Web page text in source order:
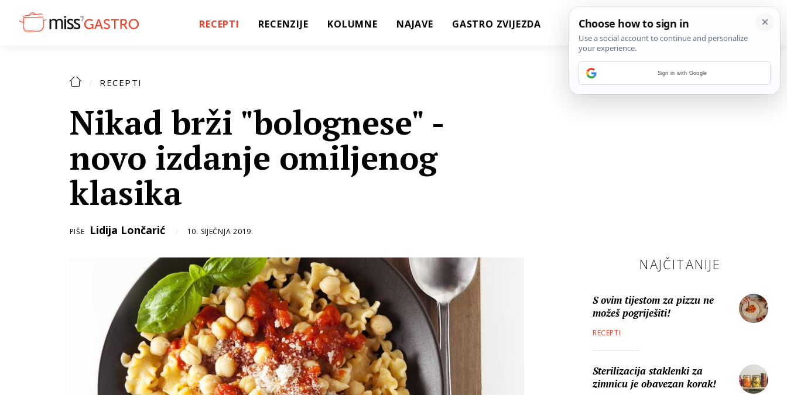
RECEPTI RECENZIJE KOLUMNE NAJAVE GASTRO ZVIJEZDA
RECEPTI
Nikad brži "bolognese" -
novo izdanje omiljenog
klasika
PIŠE Lidija Lončarić 10. SIJEČNJA 2019.
NAJČITANIJE
S ovim tijestom za pizzu ne
možeš pogriješiti!
RECEPTI
Sterilizacija staklenki za
zimnicu je obavezan korak!
Sign in with Google